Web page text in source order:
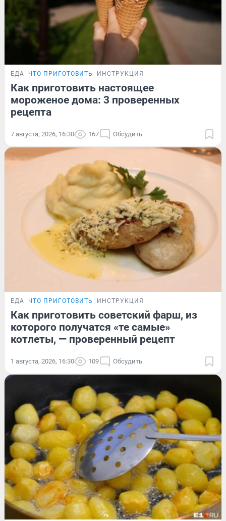
ЕДА ЧТО ПРИГОТОВИТЬ ИНСТРУКЦИЯ
Как приготовить настоящее
мороженое дома: 3 проверенных
рецепта
7 августа, 2026, 16:30 167 Обсудить
ЕДА ЧТО ПРИГОТОВИТЬ ИНСТРУКЦИЯ
Как приготовить советский фарш, из
которого получатся «те самые»
котлеты, — проверенный рецепт
1 августа, 2026, 16:30 109 Обсудить